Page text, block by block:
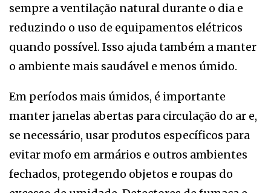
sempre a ventilação natural durante o dia e
reduzindo o uso de equipamentos elétricos
quando possível. Isso ajuda também a manter
o ambiente mais saudável e menos úmido.
Em períodos mais úmidos, é importante
manter janelas abertas para circulação do ar e,
se necessário, usar produtos específicos para
evitar mofo em armários e outros ambientes
fechados, protegendo objetos e roupas do